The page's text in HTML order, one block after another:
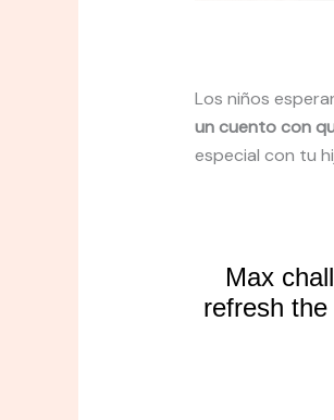
Los niños
un cuento con
especial con tu